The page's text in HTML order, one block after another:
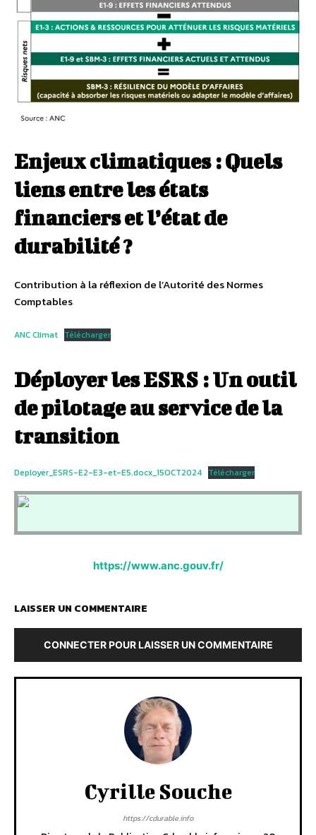
Enjeux climatiques : Quels
liens entre les états
financiers et l’état de
durabilité ?
Contribution à la réflexion de l’Autorité des Normes
Comptables
ANC Climat Télécharger
Déployer les ESRS : Un outil
de pilotage au service de la
transition
Deployer_ESRS-E2-E3-et-E5.docx_15OCT2024 Télécharger
https://www.anc.gouv.fr/
LAISSER UN COMMENTAIRE
CONNECTER POUR LAISSER UN COMMENTAIRE
Cyrille Souche
https://cdurable.info